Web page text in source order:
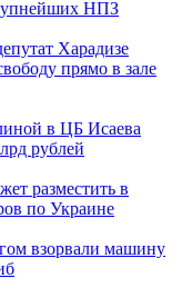
НПЗ
Харадизе
прямо в зале
в ЦБ Исаева
рублей
разместить в
по Украине
взорвали машину